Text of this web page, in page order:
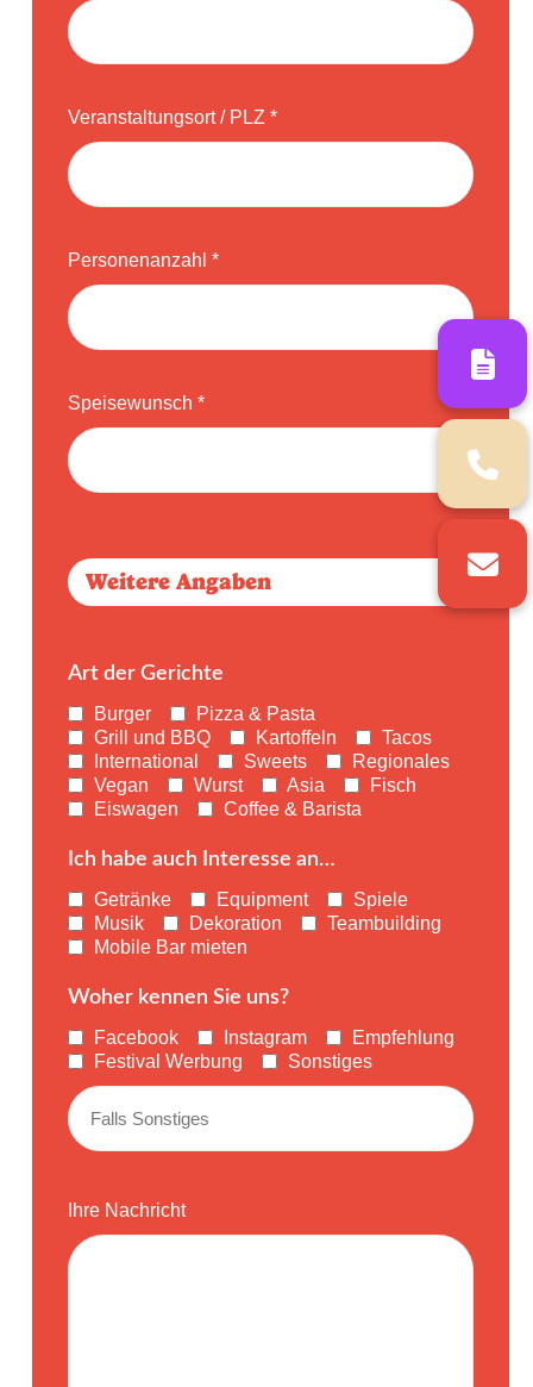
Veranstaltungsort / PLZ *
Personenanzahl *
Speisewunsch *
Weitere Angaben
Art der Gerichte
Burger
Pizza & Pasta
Grill und BBQ
Kartoffeln
Tacos
International
Sweets
Regionales
Vegan
Wurst Asia
Fisch
Eiswagen
Coffee & Barista
Ich habe auch Interesse an…
Getränke Equipment
Spiele
Musik
Dekoration
Teambuilding
Mobile Bar mieten
Woher kennen Sie uns?
Facebook Instagram
Empfehlung
Festival Werbung
Sonstiges
Ihre Nachricht